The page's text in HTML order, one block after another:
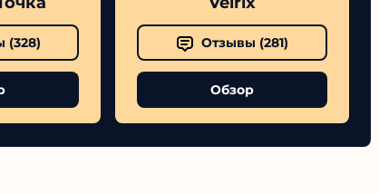
328) Отзывы (281)
Обзор